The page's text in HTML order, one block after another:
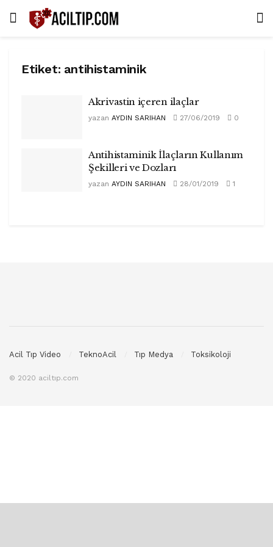
Etiket: antihistaminik
Akrivastin içeren ilaçlar
yazan AYDIN SARIHAN 27/06/2019 0
Antihistaminik İlaçların Kullanım
Şekilleri ve Dozları
yazan AYDIN SARIHAN 28/01/2019 1
Acil Tıp Video TeknoAcil Tıp Medya Toksikoloji
© 2020 aciltıp.com